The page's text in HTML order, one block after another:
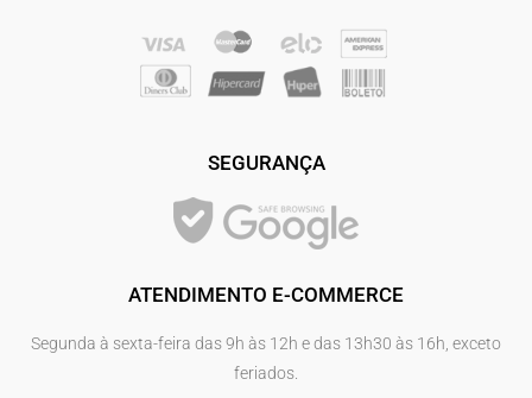
SEGURANÇA
ATENDIMENTO E-COMMERCE
Segunda à sexta-feira das 9h às 12h e das 13h30 às 16h, exceto
feriados.